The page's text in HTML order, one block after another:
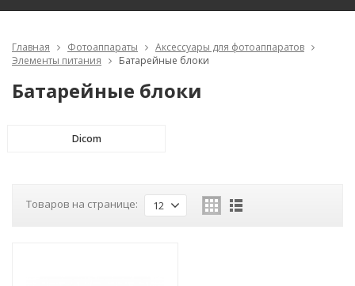
Главная Фотоаппараты
Аксессуары для фотоаппаратов
Элементы питания
Батарейные блоки
Батарейные блоки
Dicom
Товаров на странице: 12